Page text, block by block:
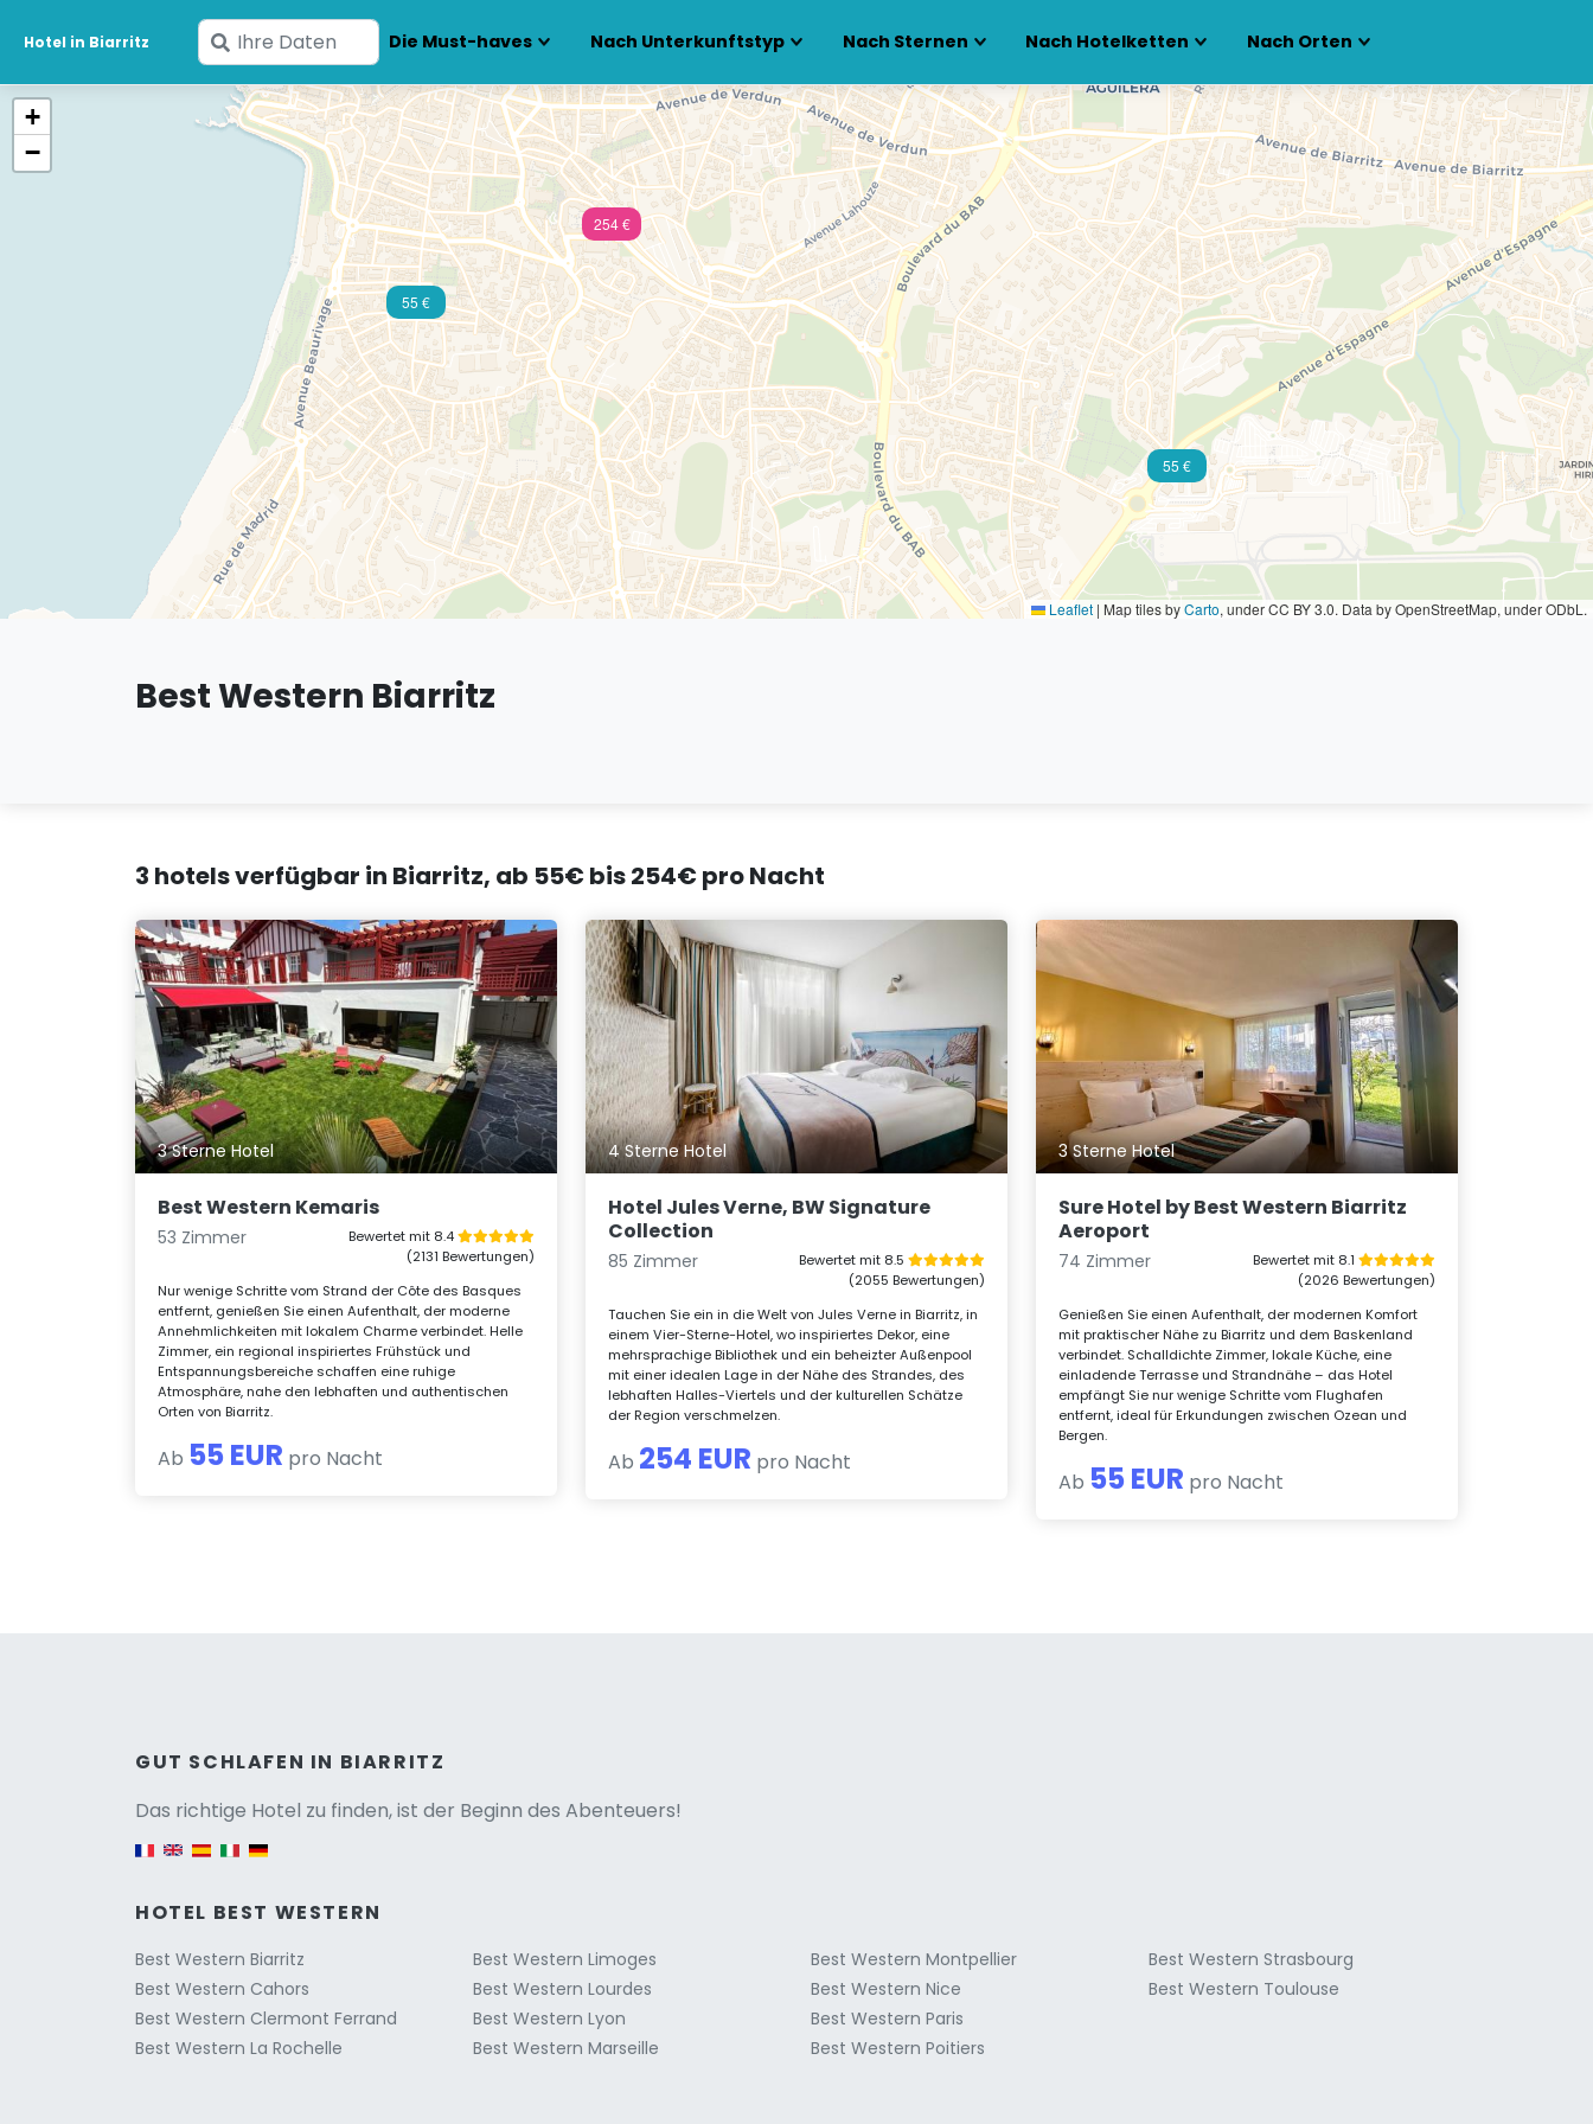
Hotel in Biarritz
Geben
Sie
Ihre
Daten
Die Must-haves Nach Unterkunftstyp Nach Sternen Nach Hotelketten Nach Orten
254 €
55 €
55 €
+
−
Leaflet | Map tiles byCarto, under CC BY 3.0. Data by OpenStreetMap, under ODbL.
Best Western Biarritz
3 hotels verfügbar in Biarritz, ab 55€ bis 254€ pro Nacht
3 Sterne Hotel
Best Western Kemaris
53 Zimmer
Bewertet mit 8.4
(2131 Bewertungen)
Nur wenige Schritte vom Strand der Côte des Basques
entfernt, genießen Sie einen Aufenthalt, der moderne
Annehmlichkeiten mit lokalem Charme verbindet. Helle
Zimmer, ein regional inspiriertes Frühstück und
Entspannungsbereiche schaffen eine ruhige
Atmosphäre, nahe den lebhaften und authentischen
Orten von Biarritz.
Ab 55 EUR pro Nacht
4 Sterne Hotel
Hotel Jules Verne, BW Signature
Collection
85 Zimmer
Bewertet mit 8.5
(2055 Bewertungen)
Tauchen Sie ein in die Welt von Jules Verne in Biarritz, in
einem Vier-Sterne-Hotel, wo inspiriertes Dekor, eine
mehrsprachige Bibliothek und ein beheizter Außenpool
mit einer idealen Lage in der Nähe des Strandes, des
lebhaften Halles-Viertels und der kulturellen Schätze
der Region verschmelzen.
Ab 254 EUR pro Nacht
3 Sterne Hotel
Sure Hotel by Best Western Biarritz
Aeroport
74 Zimmer
Bewertet mit 8.1
(2026 Bewertungen)
Genießen Sie einen Aufenthalt, der modernen Komfort
mit praktischer Nähe zu Biarritz und dem Baskenland
verbindet. Schalldichte Zimmer, lokale Küche, eine
einladende Terrasse und Strandnähe – das Hotel
empfängt Sie nur wenige Schritte vom Flughafen
entfernt, ideal für Erkundungen zwischen Ozean und
Bergen.
Ab 55 EUR pro Nacht
GUT SCHLAFEN IN BIARRITZ
Das richtige Hotel zu finden, ist der Beginn des Abenteuers!
Versione italiana
HOTEL BEST WESTERN
Best Western Biarritz
Best Western Cahors
Best Western Clermont Ferrand
Best Western La Rochelle
Best Western Limoges
Best Western Lourdes
Best Western Lyon
Best Western Marseille
Best Western Montpellier
Best Western Nice
Best Western Paris
Best Western Poitiers
Best Western Strasbourg
Best Western Toulouse